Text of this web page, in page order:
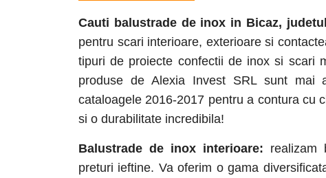
Cauti balustrade de inox in Bicaz, judetul
pentru scari interioare, exterioare si
tipuri de proiecte confectii de inox si scari
produse de Alexia Invest SRL sunt mai
cataloagele 2016-2017 pentru a contura cu
si o durabilitate incredibila!
Balustrade de inox interioare: realizam
preturi ieftine. Va oferim o gama